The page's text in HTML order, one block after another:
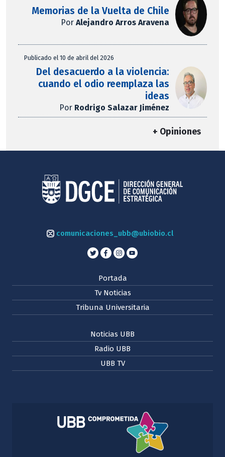
Memorias de la Vuelta de Chile
PorAlejandro Arros Aravena
Publicado el 10 de abril del 2026
Del desacuerdo a la violencia:
cuando el odio reemplaza las
ideas
Por Rodrigo Salazar Jiménez
+ Opiniones
comunicaciones_ubb@ubiobio.cl
Portada
Tv Noticias
Tribuna Universitaria
Noticias UBB
Radio UBB
UBB TV